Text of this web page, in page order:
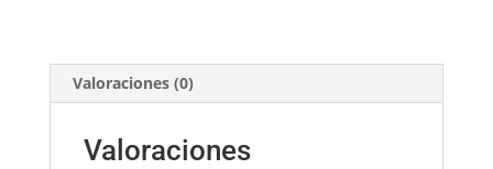
Valoraciones (0)
Valoraciones